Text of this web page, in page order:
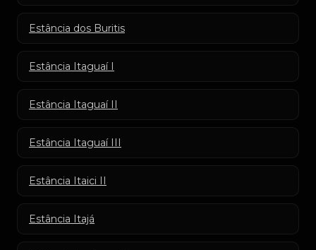
Estância dos Buritis
Estância Itaguaí I
Estância Itaguaí II
Estância Itaguaí III
Estância Itaici II
Estância Itajá